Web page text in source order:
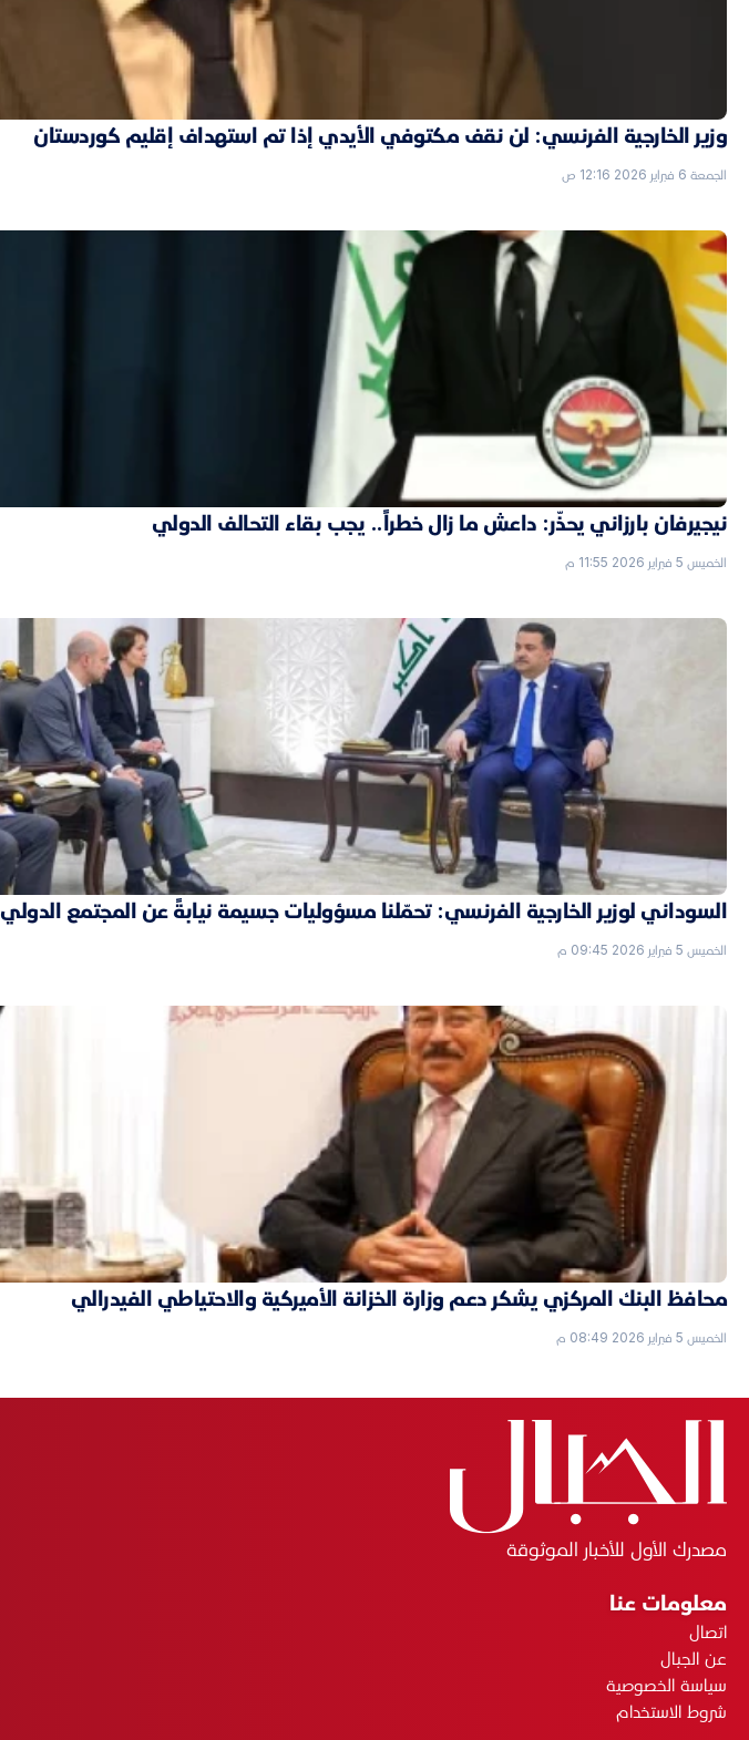
وزير الخارجية الفرنسي: لن نقف مكتوفي الأيدي إذا تم استهداف إقليم كوردستان
الجمعة 6 فبراير 2026 12:16 ص
نيجيرفان بارزاني يحذّر: داعش ما زال خطراً.. يجب بقاء التحالف الدولي
الخميس 5 فبراير 2026 11:55 م
السوداني لوزير الخارجية الفرنسي: تحمّلنا مسؤوليات جسيمة نيابةً عن المجتمع الدولي
الخميس 5 فبراير 2026 09:45 م
محافظ البنك المركزي يشكر دعم وزارة الخزانة الأميركية والاحتياطي الفيدرالي
الخميس 5 فبراير 2026 08:49 م
مصدرك الأول للأخبار الموثوقة
معلومات عنا
اتصال
عن الجبال
سياسة الخصوصية
شروط الاستخدام